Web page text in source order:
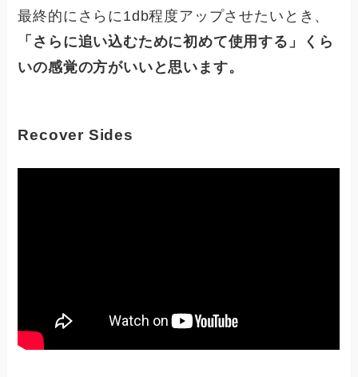
最終的にさらに1db程度アップさせたいとき、
「さらに追い込むために初めて使用する」くら
いの感覚の方がいいと思います。
Recover Sides